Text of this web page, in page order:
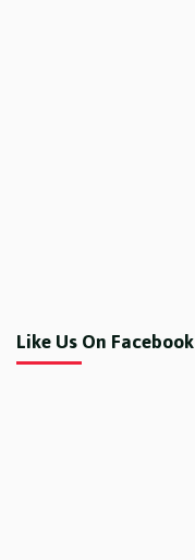
Like Us On Facebook